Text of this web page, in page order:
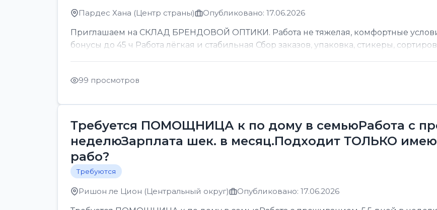
Пардес Хана (Центр страны) Опубликовано: 17.06.2026
Приглашаем на СКЛАД БРЕНДОВОЙ ОПТИКИ. Работа не тяжелая, комфортные
бонусы до 45 ч Работа лёгкая и стабильная Сбор заказов, упаковка, стикеры,
99 просмотров
Требуется ПОМОЩНИЦА к по дому в семьюРабота с
неделюЗарплата шек. в месяц.Подходит ТОЛЬКО
рабо?
Требуются
Ришон ле Цион (Центральный округ) Опубликовано: 17.06.2026